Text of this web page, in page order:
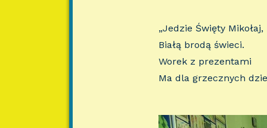
„Jedzie Święty Mikołaj,
Białą brodą świeci.
Worek z prezentami
Ma dla grzecznych